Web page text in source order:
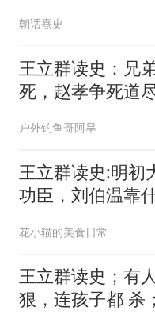
朝话熹史
王立群读史：兄
死，赵孝争死道
户外钓鱼哥阿旱
王立群读史:明初
功臣，刘伯温靠
花小猫的美食日常
王立群读史；有
狠，连孩子都 杀